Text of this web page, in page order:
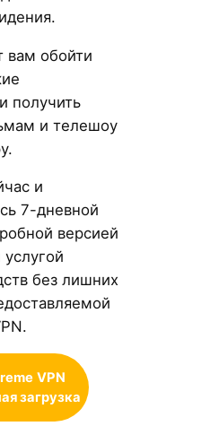
вам обойти
получить
и телешоу
и
7-дневной
версией
без лишних
VPN
загрузка